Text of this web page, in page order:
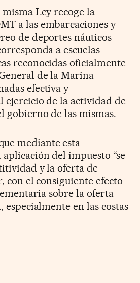
Ley recoge la
a las embarcaciones y
de deportes náuticos
a escuelas
reconocidas oficialmente
de la Marina
efectiva y
ejercicio de la actividad de
gobierno de las mismas.
mediante esta
del impuesto “se
y la oferta de
con el consiguiente efecto
sobre la oferta
en las costas